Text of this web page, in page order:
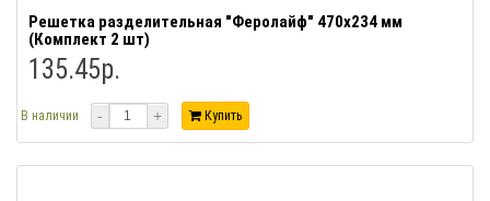
Решетка разделительная "Феролайф" 470х234 мм
(Комплект 2 шт)
135.45р.
В наличии - + Купить